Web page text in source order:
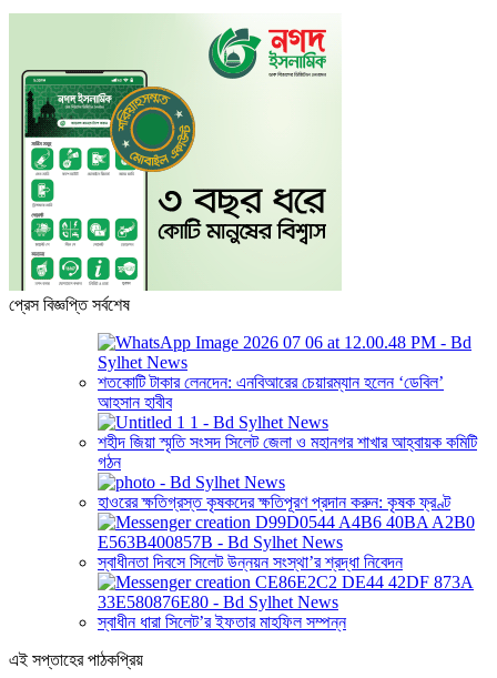
প্রেস বিজ্ঞপ্তি সর্বশেষ
শতকোটি টাকার লেনদেন: এনবিআরের চেয়ারম্যান হলেন ‘ডেবিল’
আহসান হাবীব
শহীদ জিয়া স্মৃতি সংসদ সিলেট জেলা ও মহানগর শাখার আহ্বায়ক কমিটি
গঠন
হাওরের ক্ষতিগ্রস্ত কৃষকদের ক্ষতিপূরণ প্রদান করুন: কৃষক ফ্রণ্ট
স্বাধীনতা দিবসে সিলেট উন্নয়ন সংস্থা’র শ্রদ্ধা নিবেদন
স্বাধীন ধারা সিলেট’র ইফতার মাহফিল সম্পন্ন
এই সপ্তাহের পাঠকপ্রিয়